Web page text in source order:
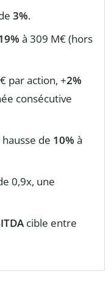
3%.
à 309 M€ (hors
par action, +2%
consécutive
hausse de 10% à
0,9x, une
cible entre